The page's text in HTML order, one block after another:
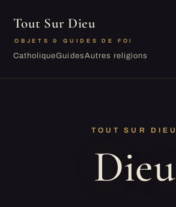
Tout Sur Dieu
OBJETS & GUIDES DE FOI
CatholiqueGuidesAutres religions
TOUT SUR DIEU
Dieu